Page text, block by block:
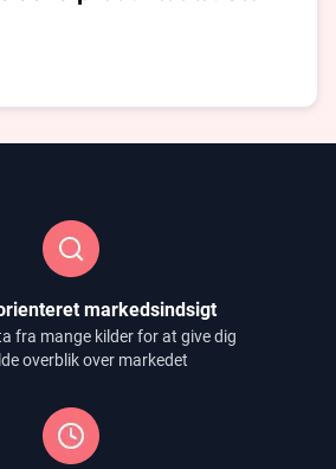
markedsindsigt
fra mange kilder for at give dig
overblik over markedet